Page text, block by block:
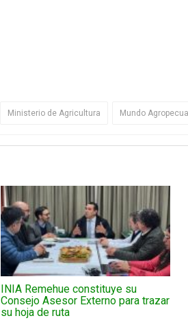
Ministerio de Agricultura Mundo
INIA Remehue constituye su
Consejo Asesor Externo para trazar
su hoja de ruta